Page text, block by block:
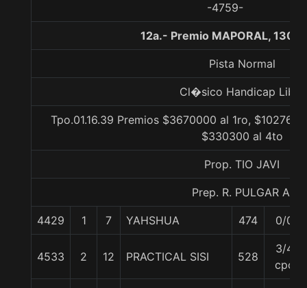
-4759-
12a.- Premio MAPORAL, 1300
Pista Normal
Cl�sico Handicap Libre
Tpo.01.16.39 Premios $3670000 al 1ro,
$330300 al 4to
Prop. TIO JAVI
Prep. R. PULGAR A.
4429 1 7 YAHSHUA 474 0/0
4533 2 12 PRACTICAL SISI 528
3/4
cpo